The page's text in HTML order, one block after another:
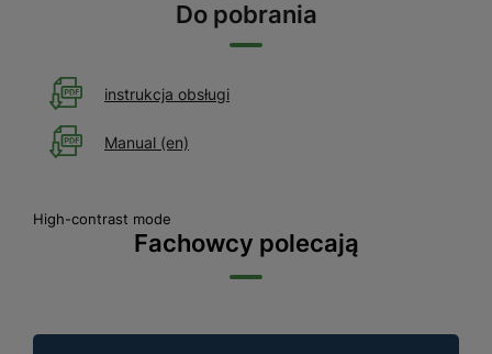
Do pobrania
instrukcja obsługi
Manual (en)
High-contrast mode
Fachowcy polecają